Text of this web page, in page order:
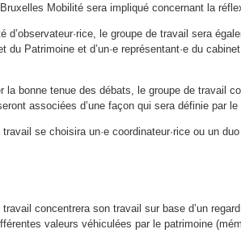
Mobilité sera impliqué concernant la
d’observateur·rice, le groupe de travail sera
du Patrimoine et d’un·e représentant·e du
la bonne tenue des débats, le groupe de travail
associées d’une façon qui sera définie par le
travail se choisira un·e coordinateur·rice ou un
travail concentrera son travail sur base d’un
valeurs véhiculées par le patrimoine